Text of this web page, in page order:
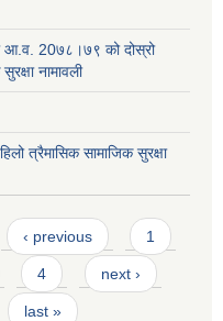
आ.व. 20७८।७९ को दोस्रो
नामावली
त्रैमासिक सामाजिक सुरक्षा
‹ previous 1
4 next ›
last »